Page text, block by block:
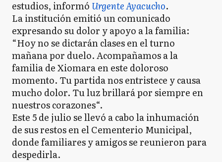
estudios, informó Urgente Ayacucho.
La institución emitió un comunicado
expresando su dolor y apoyo a la familia:
“Hoy no se dictarán clases en el turno
mañana por duelo. Acompañamos a la
familia de Xiomara en este doloroso
momento. Tu partida nos entristece y causa
mucho dolor. Tu luz brillará por siempre en
nuestros corazones“.
Este 5 de julio se llevó a cabo la inhumación
de sus restos en el Cementerio Municipal,
donde familiares y amigos se reunieron para
despedirla.